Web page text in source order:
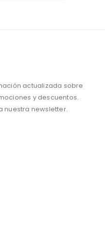
actualizada sobre
y descuentos.
nuestra newsletter.